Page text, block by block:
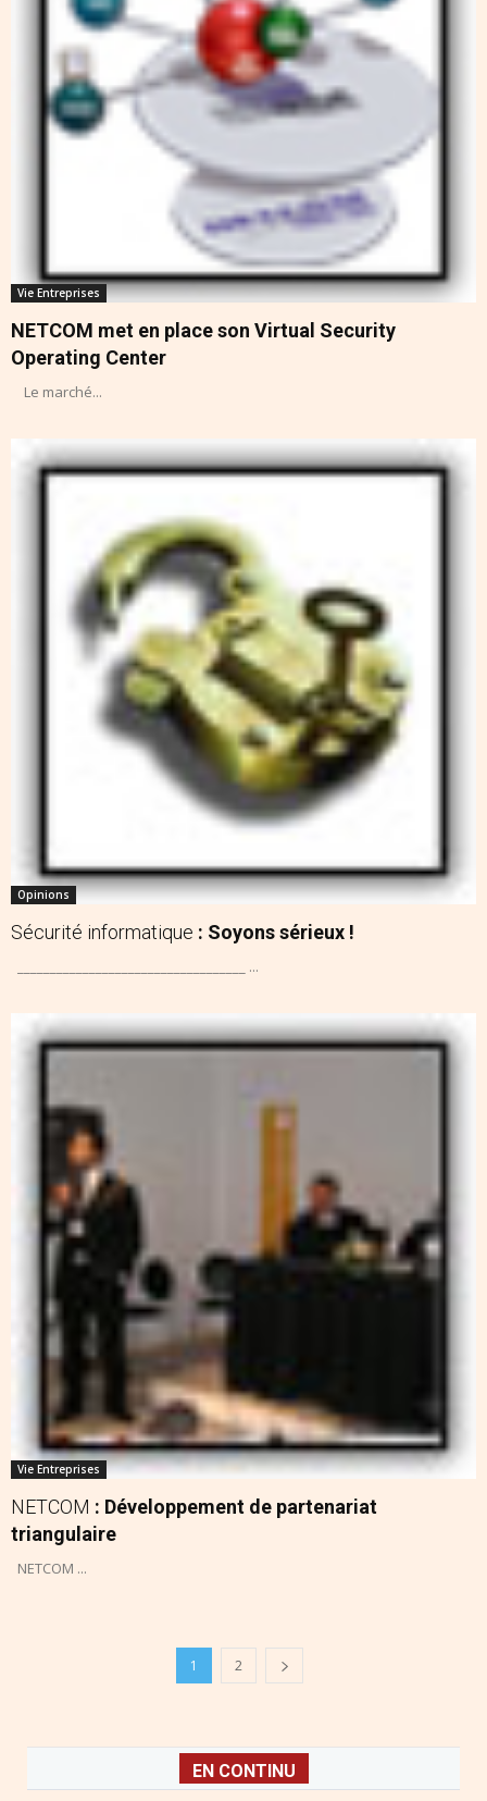
Vie Entreprises
NETCOM met en place son Virtual Security
Operating Center
Le marché...
Opinions
Sécurité informatique : Soyons sérieux !
___________________________________ ...
Vie Entreprises
NETCOM : Développement de partenariat
triangulaire
NETCOM ...
1 2
EN CONTINU